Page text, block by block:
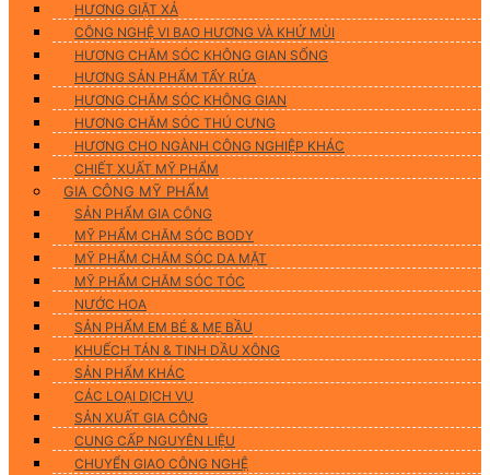
HƯƠNG GIẶT XẢ
CÔNG NGHỆ VI BAO HƯƠNG VÀ KHỬ MÙI
HƯƠNG CHĂM SÓC KHÔNG GIAN SỐNG
HƯƠNG SẢN PHẨM TẨY RỬA
HƯƠNG CHĂM SÓC KHÔNG GIAN
HƯƠNG CHĂM SÓC THÚ CƯNG
HƯƠNG CHO NGÀNH CÔNG NGHIỆP KHÁC
CHIẾT XUẤT MỸ PHẨM
GIA CÔNG MỸ PHẨM
SẢN PHẨM GIA CÔNG
MỸ PHẨM CHĂM SÓC BODY
MỸ PHẨM CHĂM SÓC DA MẶT
MỸ PHẨM CHĂM SÓC TÓC
NƯỚC HOA
SẢN PHẨM EM BÉ & MẸ BẦU
KHUẾCH TÁN & TINH DẦU XÔNG
SẢN PHẨM KHÁC
CÁC LOẠI DỊCH VỤ
SẢN XUẤT GIA CÔNG
CUNG CẤP NGUYÊN LIỆU
CHUYỂN GIAO CÔNG NGHỆ